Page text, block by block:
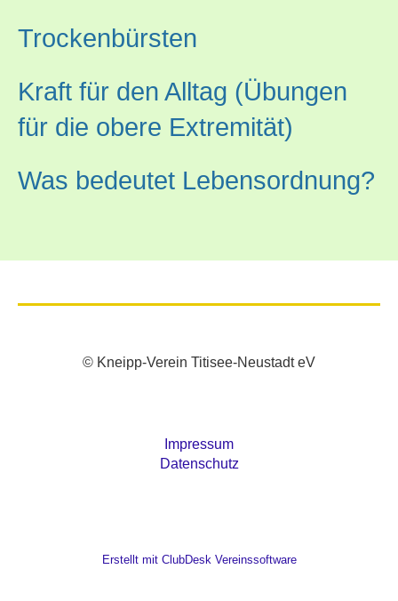
Trockenbürsten
Kraft für den Alltag (Übungen
für die obere Extremität)
Was bedeutet Lebensordnung?
© Kneipp-Verein Titisee-Neustadt eV
Impressum
Datenschutz
Erstellt mit ClubDesk Vereinssoftware